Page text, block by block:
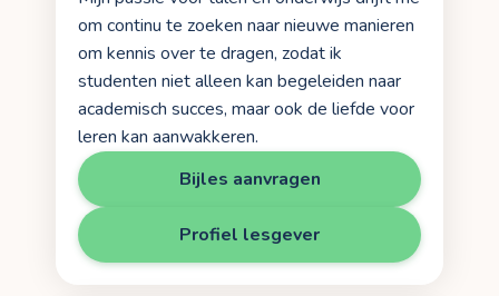
om continu te zoeken naar nieuwe manieren
om kennis over te dragen, zodat ik
studenten niet alleen kan begeleiden naar
academisch succes, maar ook de liefde voor
leren kan aanwakkeren.
Bijles aanvragen
Profiel lesgever